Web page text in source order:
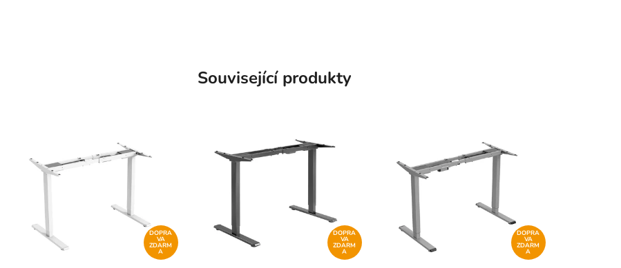
Související produkty
DOPRA
VA
ZDARM
A
DOPRA
VA
ZDARM
A
DOPRA
VA
ZDARM
A